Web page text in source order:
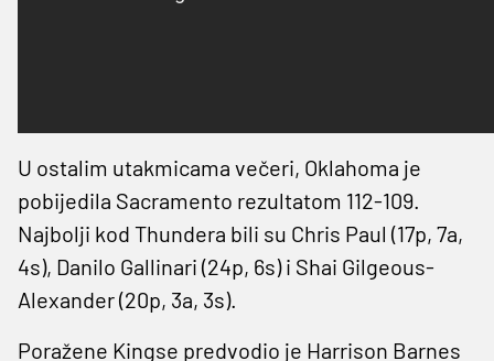
U ostalim utakmicama večeri, Oklahoma je
pobijedila Sacramento rezultatom 112-109.
Najbolji kod Thundera bili su Chris Paul (17p, 7a,
4s), Danilo Gallinari (24p, 6s) i Shai Gilgeous-
Alexander (20p, 3a, 3s).
Poražene Kingse predvodio je Harrison Barnes